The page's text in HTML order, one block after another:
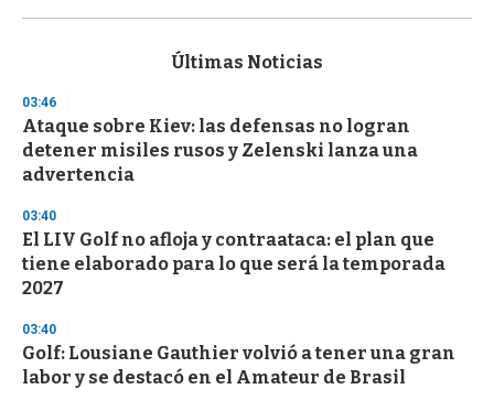
s
d
s
o
f
3
s
e
c
o
n
Últimas Noticias
03:46
Ataque sobre Kiev: las defensas no logran
detener misiles rusos y Zelenski lanza una
advertencia
03:40
El LIV Golf no afloja y contraataca: el plan que
tiene elaborado para lo que será la temporada
2027
03:40
Golf: Lousiane Gauthier volvió a tener una gran
labor y se destacó en el Amateur de Brasil